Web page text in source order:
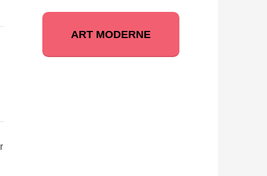
ART MODERNE